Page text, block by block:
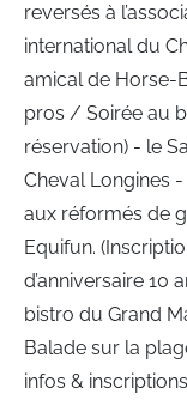
reversés à
international du
amical de Horse-
pros / Soirée au
réservation) - le
Cheval Longines
aux réformés de
Equifun.
d’anniversaire 10
bistro du Grand
Balade sur la
infos &